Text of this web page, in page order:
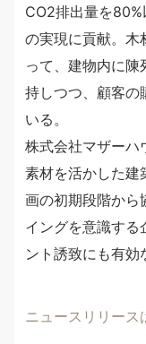
CO2排出量を
の実現に貢献。木
って、建物内に
持しつつ、顧客の
いる。
株式会社マザーハ
素材を活かした建
画の初期段階から
イングを意識する
ント誘致にも有効
ニュースリリース